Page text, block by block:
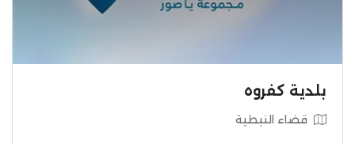
بلدية كفروه
قضاء النبطية